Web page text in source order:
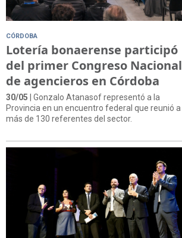
CÓRDOBA
Lotería bonaerense participó
del primer Congreso Nacional
de agencieros en Córdoba
30/05 | Gonzalo Atanasof representó a la
Provincia en un encuentro federal que reunió a
más de 130 referentes del sector.